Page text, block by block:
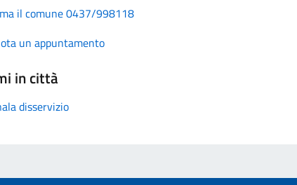
il comune 0437/998118
un appuntamento
in città
disservizio